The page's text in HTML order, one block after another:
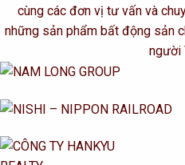
cùng các đơn vị tư vấn và
những sản phẩm bất động sản
người